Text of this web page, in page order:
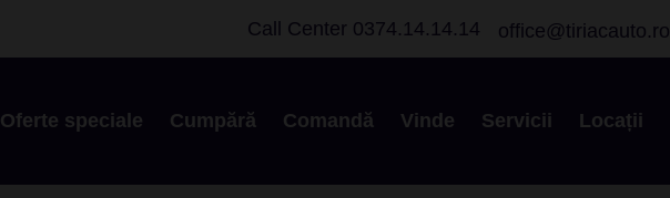
Call Center 0374.14.14.14 office@tiriacauto.ro
Oferte speciale Cumpără Comandă Vinde Servicii Locații